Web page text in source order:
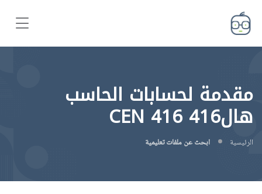
مقدمة لحسابات الحاسب
هال416 CEN 416
الرئيسية ابحث عن ملفات تعليمية